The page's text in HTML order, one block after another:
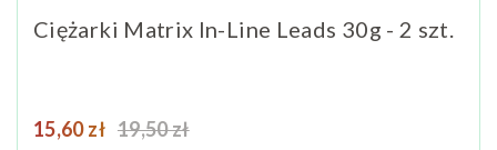
Ciężarki Matrix In-Line Leads 30g - 2 szt.
Cena
15,60 zł Cena podstawowa
19,50 zł